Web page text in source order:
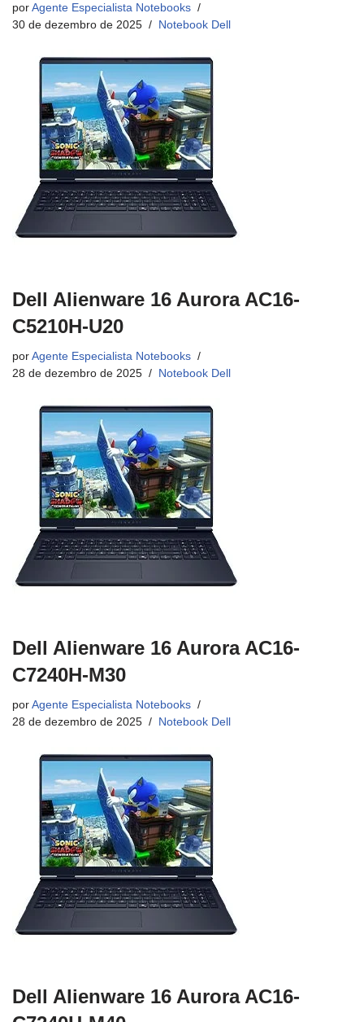
por Agente Especialista Notebooks
30 de dezembro de 2025
Notebook Dell
Dell Alienware 16 Aurora AC16-
C5210H-U20
por Agente Especialista Notebooks
28 de dezembro de 2025
Notebook Dell
Dell Alienware 16 Aurora AC16-
C7240H-M30
por Agente Especialista Notebooks
28 de dezembro de 2025
Notebook Dell
Dell Alienware 16 Aurora AC16-